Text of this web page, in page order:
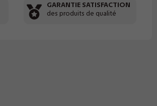
GARANTIE SATISFACTION
des produits de qualité